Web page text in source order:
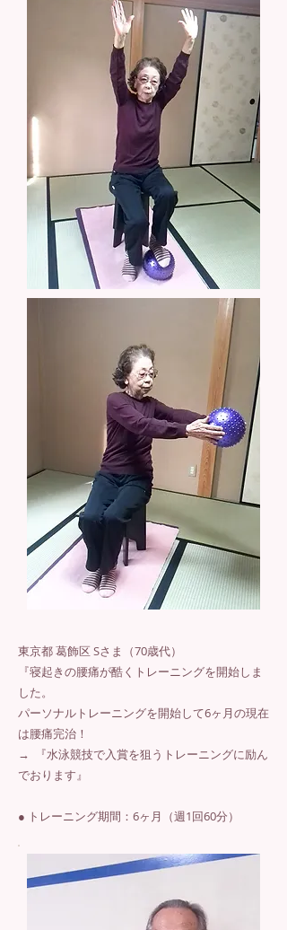
東京都 葛飾区 Sさま（70歳代）
『寝起きの腰痛が酷くトレーニングを開始しま
した。
パーソナルトレーニングを開始して6ヶ月の現在
は腰痛完治！
→ 『水泳競技で入賞を狙うトレーニングに励ん
でおります』
● トレーニング期間：6ヶ月（週1回60分）